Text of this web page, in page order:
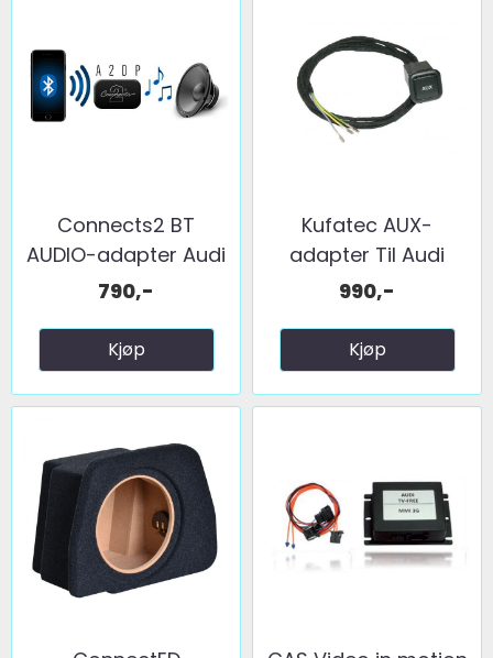
Connects2 BT
AUDIO-adapter Audi
...
790,-
Kjøp
Kufatec AUX-
adapter Til Audi
A4/A5/Q5 ...
990,-
Kjøp